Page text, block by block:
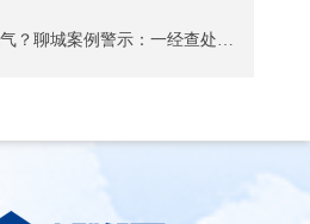
心存侥幸偷盗燃气？聊城案例警示：一经查处绝不姑息